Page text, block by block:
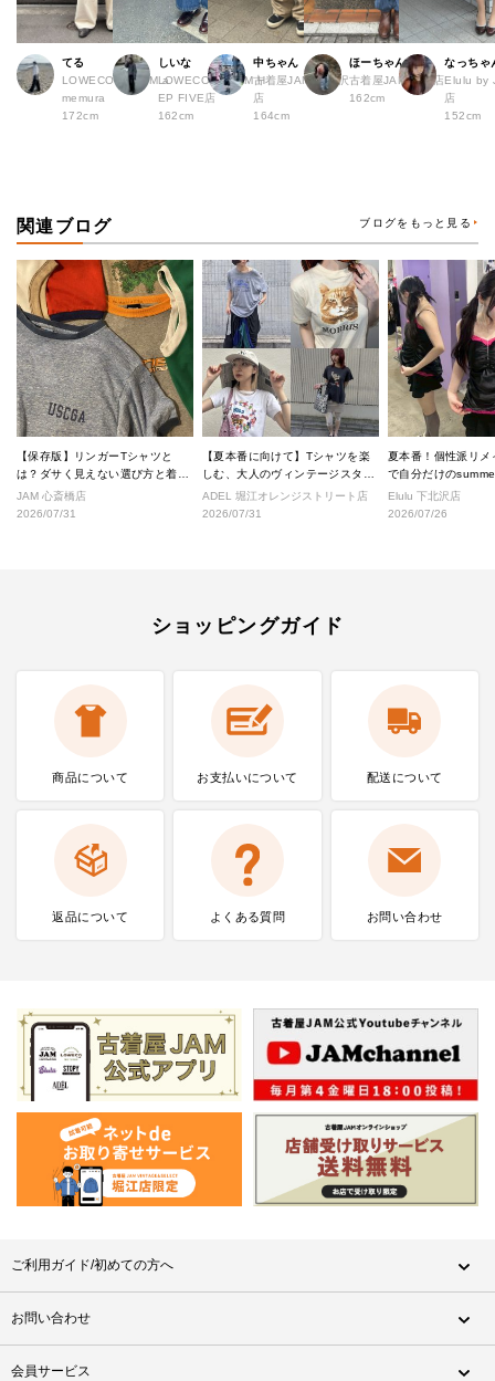
てる
LOWECO by JAM a
memura
172cm
しいな
LOWECO by JAM H
EP FIVE店
162cm
中ちゃん
古着屋JAM 下北沢
店
164cm
ほーちゃん
古着屋JAM 広島店
162cm
なっちゃ
Elulu by
店
152cm
関連ブログ ブログをもっと見る
【保存版】リンガーTシャツと
は？ダサく見えない選び方と着こ
なし完全ガイド
JAM 心斎橋店
2026/07/31
【夏本番に向けて】Tシャツを楽
しむ、大人のヴィンテージスタイ
ル
ADEL 堀江オレンジストリート店
2026/07/31
夏本番！個性派リメ
で自分だけの
へ！
Elulu 下北沢店
2026/07/26
ショッピングガイド
商品について お支払いについて 配送について
返品について よくある質問 お問い合わせ
ご利用ガイド/初めての方へ
お問い合わせ
会員サービス